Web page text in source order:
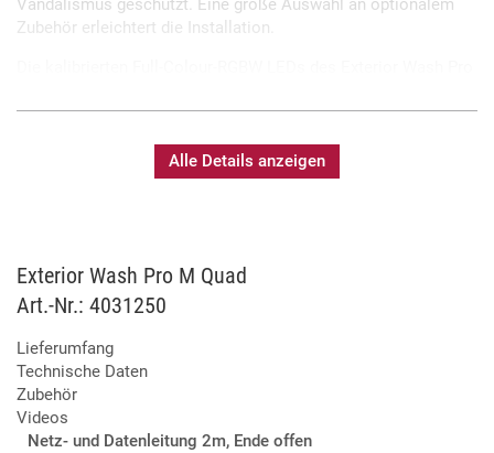
Zubehör erleichtert die Installation.
Geräte hinweg und bieten eine gleichmäßige Lichtverteilung
sich durch wechselbare Filter ohne Öffnung des Gerätes
individuell anpassen.
Einstellbare Leistungsaufnahme
Hohe Lichtausbeute
Zertifiziert nach IP66, IK08 und C5 High
Kompaktes und leichtes Design zur einfachen
Installation
DMX- und RDM-Steuerung
5 Jahre Produktgarantie
Alle Details anzeigen
Exterior Wash Pro M Quad
Art.-Nr.: 4031250
Lieferumfang
Technische Daten
Zubehör
Videos
Netz- und Datenleitung 2m, Ende offen